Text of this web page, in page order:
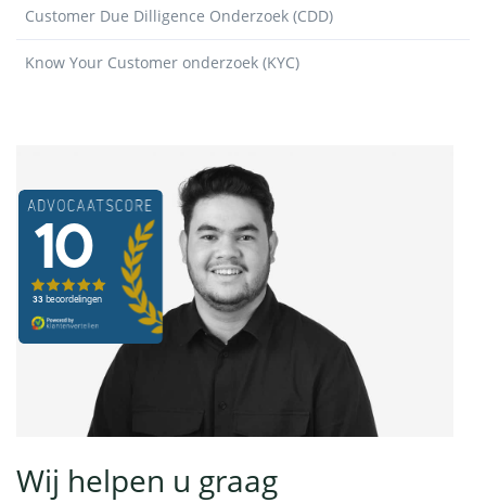
Customer Due Dilligence Onderzoek (CDD)
Know Your Customer onderzoek (KYC)
Wij helpen u graag